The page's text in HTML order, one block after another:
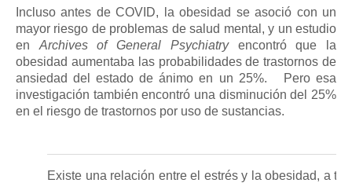
Incluso antes de COVID, la obesidad se asoció con un
mayor riesgo de problemas de salud mental, y un estudio
en Archives of General Psychiatryencontró que la
obesidad aumentaba las probabilidades de trastornos de
ansiedad del estado de ánimo en un 25%.
Pero esa
investigación también encontró una disminución del 25%
en el riesgo de trastornos por uso de sustancias.
Existe una relación entre el estrés y la obesidad, a